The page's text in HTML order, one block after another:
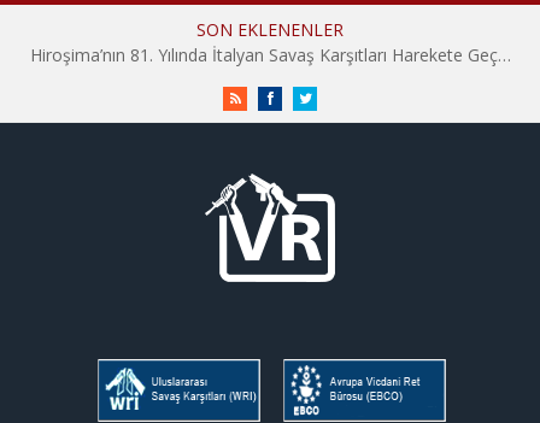
SON EKLENENLER
Hiroşima’nın 81. Yılında İtalyan Savaş Karşıtları Harekete Geçti: “Hatırlamak yeterli değil”
RSS FacebookTwitter